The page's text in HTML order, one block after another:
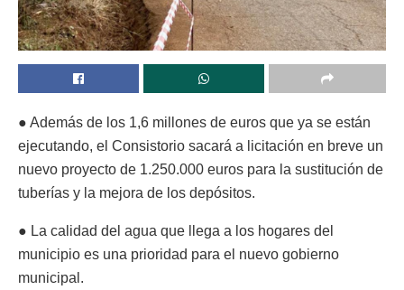
● Además de los 1,6 millones de euros que ya se están
ejecutando, el Consistorio sacará a licitación en breve un
nuevo proyecto de 1.250.000 euros para la sustitución de
tuberías y la mejora de los depósitos.
● La calidad del agua que llega a los hogares del
municipio es una prioridad para el nuevo gobierno
municipal.